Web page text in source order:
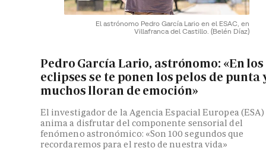
El astrónomo Pedro García Lario en el ESAC, en
Villafranca del Castillo. (Belén Díaz)
Pedro García Lario, astrónomo: «En los
eclipses se te ponen los pelos de punta
muchos lloran de emoción»
El investigador de la Agencia Espacial Europea (ESA)
anima a disfrutar del componente sensorial del
fenómeno astronómico: «Son 100 segundos que
recordaremos para el resto de nuestra vida»